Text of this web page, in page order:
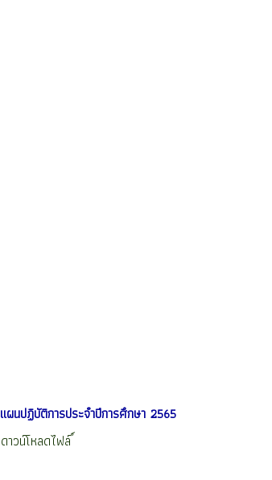
แผนปฏิบัติการประจำปีการศึกษา 2565
ดาวน์โหลดไฟล์